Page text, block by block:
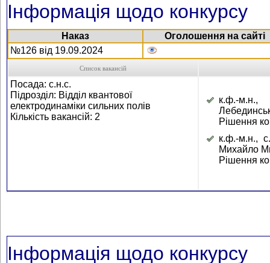
Інформація щодо конкурсу
Наказ
Оголошення на сайті
№126 від 19.09.2024
Список вакансій
Посада: с.н.с.
Підрозділ: Відділ квантової
електродинаміки сильних полів
Кількість вакансій: 2
к.ф.-м.н.,
Рішення
к.ф.-м.н.,
Михайло
Рішення
Інформація щодо конкурсу